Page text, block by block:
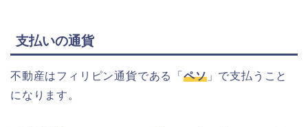
支払いの通貨
不動産はフィリピン通貨である「ペソ」で支払うこと
になります。